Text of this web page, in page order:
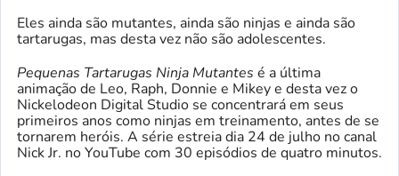
Eles ainda são mutantes, ainda são ninjas e ainda são
tartarugas, mas desta vez não são adolescentes.
Pequenas Tartarugas Ninja Mutantes é a última
animação de Leo, Raph, Donnie e Mikey e desta vez o
Nickelodeon Digital Studio se concentrará em seus
primeiros anos como ninjas em treinamento, antes de se
tornarem heróis. A série estreia dia 24 de julho no canal
Nick Jr. no YouTube com 30 episódios de quatro minutos.